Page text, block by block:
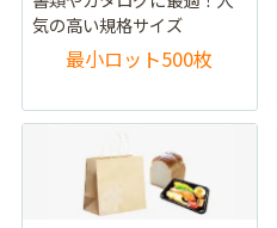
気の高い規格サイズ
最小ロット500枚